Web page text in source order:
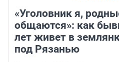
«Уголовник я,
общаются»: как
лет живет в
под Рязанью